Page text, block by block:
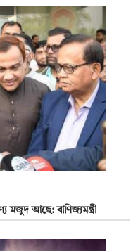
মজুদ আছে: বাণিজ্যমন্ত্রী